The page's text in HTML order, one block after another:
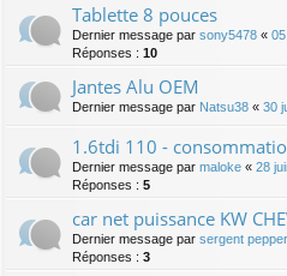
Tablette 8 pouces
Dernier message par sony5478 «
Réponses : 10
Jantes Alu OEM
Dernier message par Natsu38 « 30
1.6tdi 110 -
Dernier message par maloke « 28
Réponses : 5
car net puissance KW
Dernier message par sergent pepper
Réponses : 3